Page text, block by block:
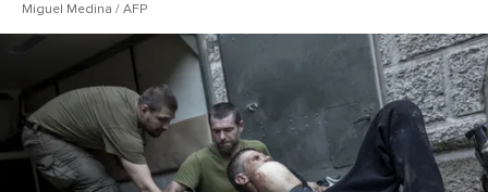
Miguel Medina / AFP